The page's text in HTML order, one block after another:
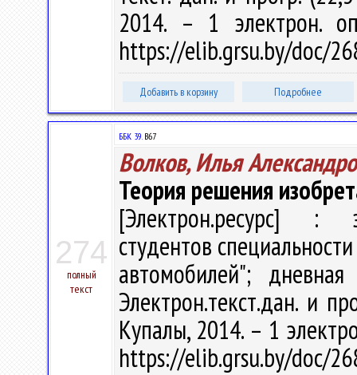
2014. – 1 электрон.
https://elib.grsu.by/doc/
Добавить в корзину Подробнее
274
полный
текст
ББК 39.В67
Волков, Илья
Теория решения
[Электрон.ресурс] :
студентов
автомобилей";
Электрон.текст.дан. и
Купалы, 2014. – 1
https://elib.grsu.by/doc/